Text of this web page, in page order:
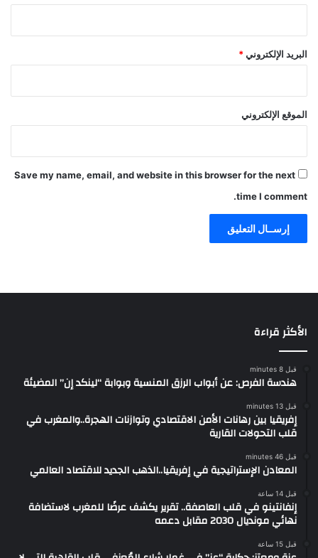
البريد الإلكتروني*
الموقع الإلكتروني
Save my name, email, and website in this browser for the next
time I comment.
الأكثر قراءة
قبل 8 minutes
هندسة الفرص: عن أبواب الرزق المنسية وبوابة “لينكد إن” المضيئة
قبل 13 minutes
إفريقيا بين رهانات الأمن الاقتصادي وتوازنات الهجرة..والمغرب في
قلب التحولات القارية
قبل 46 minutes
المعادن الإستراتيجية في إفريقيا..الذهب الجديد للاقتصاد العالمي
قبل 14 ساعة
إنفانتينو في قلب العاصفة.. تقرير يكشف عرضًا للمغرب لاستضافة
نهائي مونديال 2030 مقابل دعمه
قبل 15 ساعة